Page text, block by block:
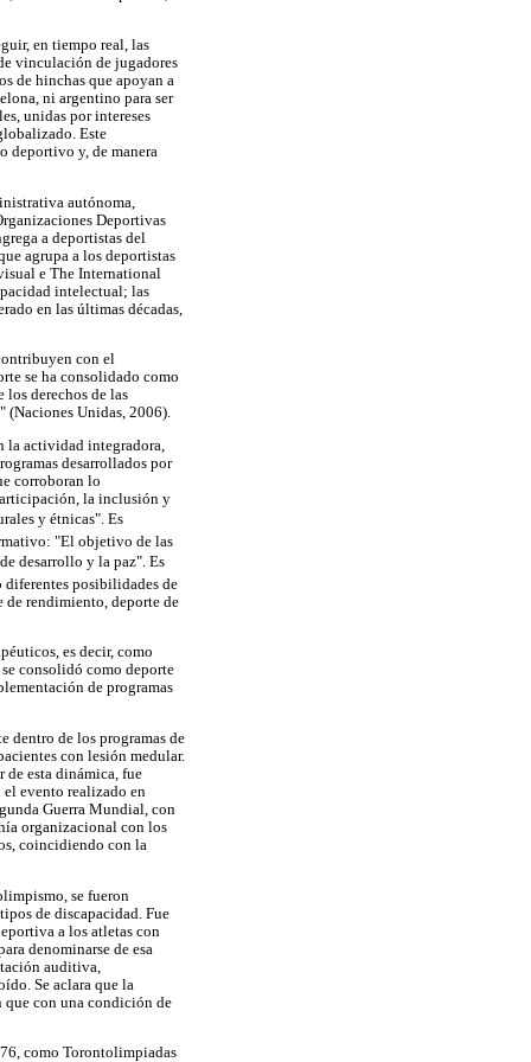
en tiempo real, las
vinculación de jugadores
de hinchas que apoyan a
ni argentino para ser
unidas por intereses
Este
deportivo y, de manera
autónoma,
Deportivas
a deportistas del
agrupa a los deportistas
e The International
intelectual; las
en las últimas décadas,
con el
se ha consolidado como
los derechos de las
(Naciones Unidas, 2006).
actividad integradora,
desarrollados por
corroboran lo
la inclusión y
y étnicas". Es
"El objetivo de las
desarrollo y la paz". Es
diferentes posibilidades de
de rendimiento, deporte de
es decir, como
consolidó como deporte
de programas
dentro de los programas de
con lesión medular.
de esta dinámica, fue
evento realizado en
Guerra Mundial, con
organizacional con los
coincidiendo con la
se fueron
de discapacidad. Fue
a los atletas con
denominarse de esa
auditiva,
Se aclara que la
que con una condición de
como Torontolimpiadas